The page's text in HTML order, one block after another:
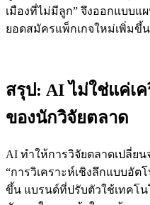
เมืองที่ไม่มีลูก” จึงออกแบบ
ยอดสมัครแพ็กเกจใหม่เพิ่มขึ้น
สรุป: AI ไม่ใช่แค่เ
ของนักวิจัยตลาด
AI ทำให้การวิจัยตลาดเปลี่ยน
“การวิเคราะห์เชิงลึกแบบอั
ขึ้น แบรนด์ที่ปรับตัวใช้เทคโน